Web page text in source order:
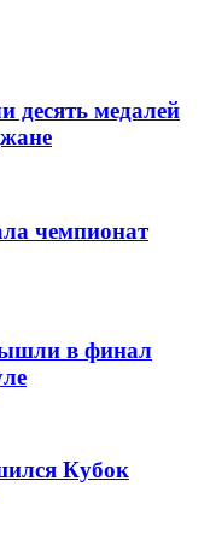
десять медалей
чемпионат
в финал
Кубок